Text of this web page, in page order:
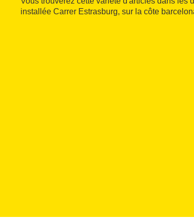
installée Carrer Estrasburg, sur la côte